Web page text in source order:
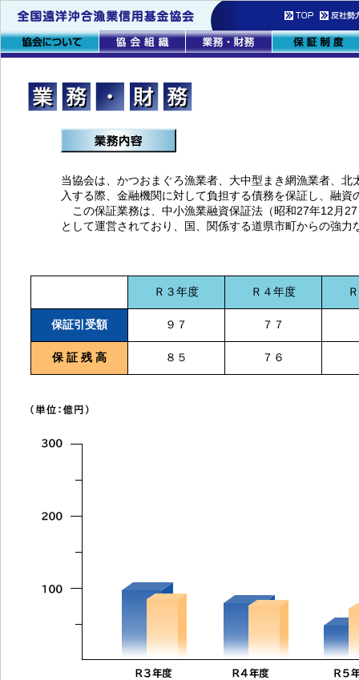
当協会は、かつおまぐろ漁業者、大中型まき網漁業者、
入する際、金融機関に対して負担する債務を保証し、融資
この保証業務は、中小漁業融資保証法（昭和27年12月
として運営されており、国、関係する道県市町からの強力
Ｒ３年度 Ｒ４年度
保証引受額 ９７ ７７
保 証 残 高 ８５ ７６